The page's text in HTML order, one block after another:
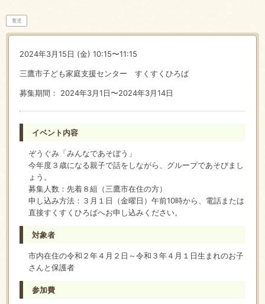
育児
2024年3月15日 (金) 10:15〜11:15
三鷹市子ども家庭支援センター すくすくひろば
募集期間： 2024年3月1日〜2024年3月14日
イベント内容
ぞうぐみ「みんなであそぼう」
今年度３歳になる親子で話をしながら、グループであそびまし
ょう。
募集人数：先着８組（三鷹市在住の方）
申し込み方法：３月１日（金曜日）午前10時から、電話または
直接すくすくひろばへお申し込みください。
対象者
市内在住の令和２年４月２日～令和３年４月１日生まれのお子
さんと保護者
参加費